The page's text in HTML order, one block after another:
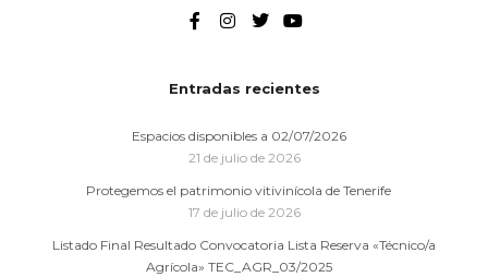
Entradas recientes
Espacios disponibles a 02/07/2026
21 de julio de 2026
Protegemos el patrimonio vitivinícola de Tenerife
17 de julio de 2026
Listado Final Resultado Convocatoria Lista Reserva «Técnico/a
Agrícola» TEC_AGR_03/2025